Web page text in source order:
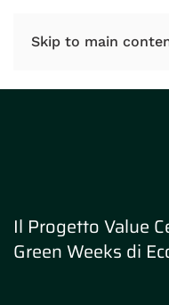
Skip to main
Il Progetto Value
Green Weeks di